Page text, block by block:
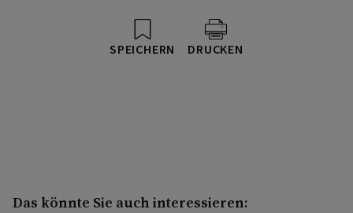
SPEICHERN DRUCKEN
Das könnte Sie auch interessieren: